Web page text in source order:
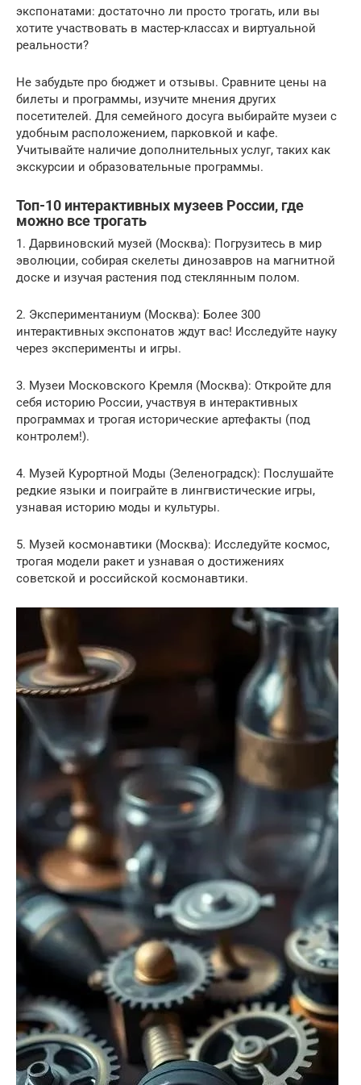
экспонатами: достаточно ли просто трогать, или вы
хотите участвовать в мастер-классах и виртуальной
реальности?
Не забудьте про бюджет и отзывы. Сравните цены на
билеты и программы, изучите мнения других
посетителей. Для семейного досуга выбирайте музеи с
удобным расположением, парковкой и кафе.
Учитывайте наличие дополнительных услуг, таких как
экскурсии и образовательные программы.
Топ-10 интерактивных музеев России, где
можно все трогать
1. Дарвиновский музей (Москва): Погрузитесь в мир
эволюции, собирая скелеты динозавров на магнитной
доске и изучая растения под стеклянным полом.
2. Экспериментаниум (Москва): Более 300
интерактивных экспонатов ждут вас! Исследуйте науку
через эксперименты и игры.
3. Музеи Московского Кремля (Москва): Откройте для
себя историю России, участвуя в интерактивных
программах и трогая исторические артефакты (под
контролем!).
4. Музей Курортной Моды (Зеленоградск): Послушайте
редкие языки и поиграйте в лингвистические игры,
узнавая историю моды и культуры.
5. Музей космонавтики (Москва): Исследуйте космос,
трогая модели ракет и узнавая о достижениях
советской и российской космонавтики.